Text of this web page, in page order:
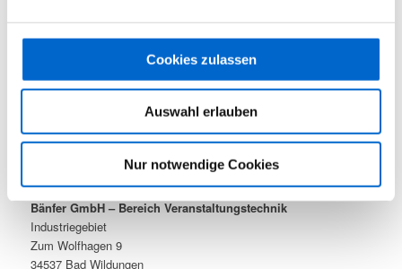
Cookies zulassen
Auswahl erlauben
Nur notwendige Cookies
nach Vereinbarung
Mietpark (geschützter Bereich)
KONTAKT
Bänfer GmbH – Bereich Veranstaltungstechnik
Industriegebiet
Zum Wolfhagen 9
34537 Bad Wildungen